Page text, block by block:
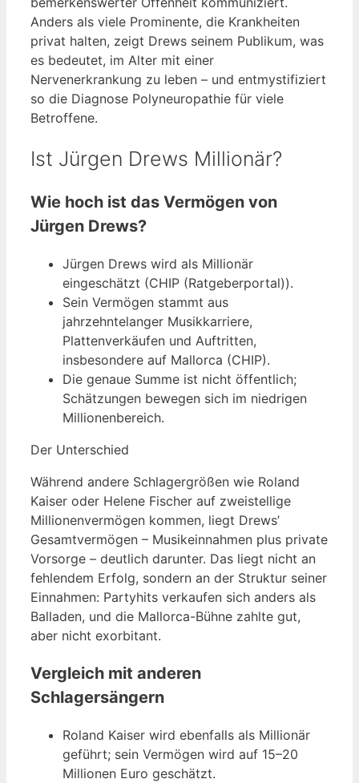
Anders als viele Prominente, die Krankheiten
privat halten, zeigt Drews seinem Publikum, was
es bedeutet, im Alter mit einer
Nervenerkrankung zu leben – und entmystifiziert
so die Diagnose Polyneuropathie für viele
Betroffene.
Ist Jürgen Drews Millionär?
Wie hoch ist das Vermögen von
Jürgen Drews?
Jürgen Drews wird als Millionär
eingeschätzt (CHIP (Ratgeberportal)).
Sein Vermögen stammt aus
jahrzehntelanger Musikkarriere,
Plattenverkäufen und Auftritten,
insbesondere auf Mallorca (CHIP).
Die genaue Summe ist nicht öffentlich;
Schätzungen bewegen sich im niedrigen
Millionenbereich.
Der Unterschied
Während andere Schlagergrößen wie Roland
Kaiser oder Helene Fischer auf zweistellige
Millionenvermögen kommen, liegt Drews’
Gesamtvermögen – Musikeinnahmen plus private
Vorsorge – deutlich darunter. Das liegt nicht an
fehlendem Erfolg, sondern an der Struktur seiner
Einnahmen: Partyhits verkaufen sich anders als
Balladen, und die Mallorca-Bühne zahlte gut,
aber nicht exorbitant.
Vergleich mit anderen
Schlagersängern
Roland Kaiser wird ebenfalls als Millionär
geführt; sein Vermögen wird auf 15–20
Millionen Euro geschätzt.